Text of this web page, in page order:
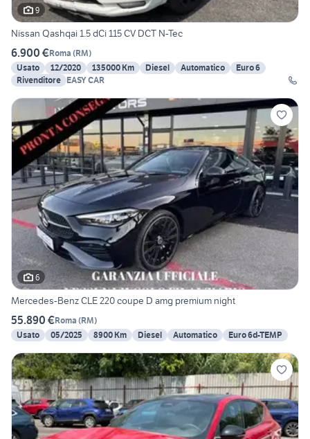
9
Nissan Qashqai 1.5 dCi 115 CV DCT N-Tec
6.900 €Roma (RM)
Usato
12/2020 135000 Km Diesel Automatico
Euro 6
Rivenditore EASY CAR
6
Mercedes-Benz CLE 220 coupe D amg premium night
55.890 €Roma (RM)
Usato
05/2025 8900 Km Diesel Automatico Euro 6d-TEMP